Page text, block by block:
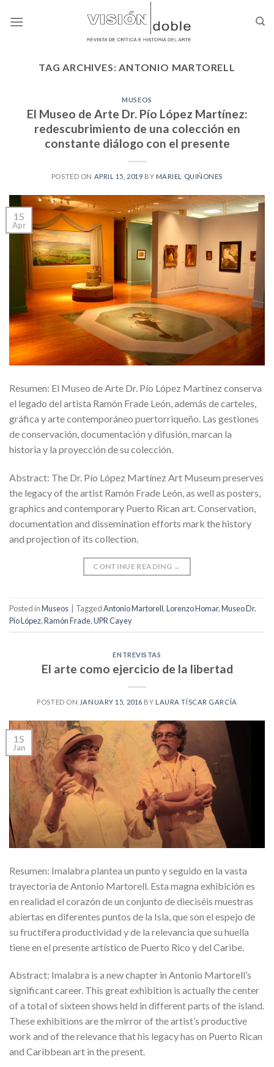
TAG ARCHIVES:ANTONIO MARTORELL
MUSEOS
El Museo de Arte Dr. Pío López Martínez:
redescubrimiento de una colección en
constante diálogo con el presente
POSTED ON APRIL 15, 2019 BY MARIEL QUIÑONES
15
Apr
Resumen: El Museo de Arte Dr. Pío López Martínez conserva
el legado del artista Ramón Frade León, además de carteles,
gráfica y arte contemporáneo puertorriqueño. Las gestiones
de conservación, documentación y difusión, marcan la
historia y la proyección de su colección.
Abstract: The Dr. Pío López Martínez Art Museum preserves
the legacy of the artist Ramón Frade León, as well as posters,
graphics and contemporary Puerto Rican art. Conservation,
documentation and dissemination efforts mark the history
and projection of its collection.
CONTINUE READING →
Posted inMuseos TaggedAntonio Martorell,Lorenzo Homar,Museo Dr.
Pío López,Ramón Frade,UPR Cayey
ENTREVISTAS
El arte como ejercicio de la libertad
POSTED ON JANUARY 15, 2016 BY LAURA TÍSCAR GARCÍA
15
Jan
Resumen: Imalabra plantea un punto y seguido en la vasta
trayectoria de Antonio Martorell. Esta magna exhibición es
en realidad el corazón de un conjunto de dieciséis muestras
abiertas en diferentes puntos de la Isla, que son el espejo de
su fructífera productividad y de la relevancia que su huella
tiene en el presente artístico de Puerto Rico y del Caribe.
Abstract: Imalabra is a new chapter in Antonio Martorell’s
significant career. This great exhibition is actually the center
of a total of sixteen shows held in different parts of the island.
These exhibitions are the mirror of the artist’s productive
work and of the relevance that his legacy has on Puerto Rican
and Caribbean art in the present.